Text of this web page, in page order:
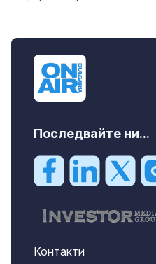
Последвайте ни...
Контакти